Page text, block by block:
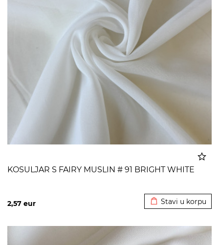
KOSULJAR S FAIRY MUSLIN # 91 BRIGHT WHITE
2,57 eur Stavi u korpu